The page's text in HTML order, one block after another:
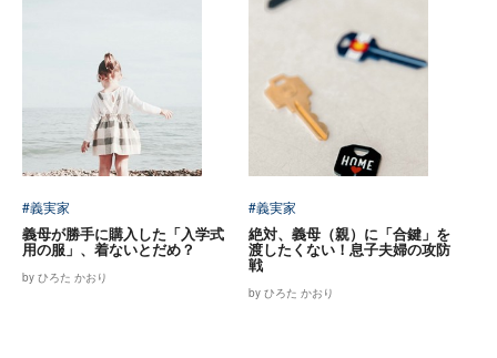
#義実家
義母が勝手に購入した「入学式
用の服」、着ないとだめ？
by ひろた かおり
#義実家
絶対、義母（親）に「合鍵」を
渡したくない！息子夫婦の攻防
戦
by ひろた かおり